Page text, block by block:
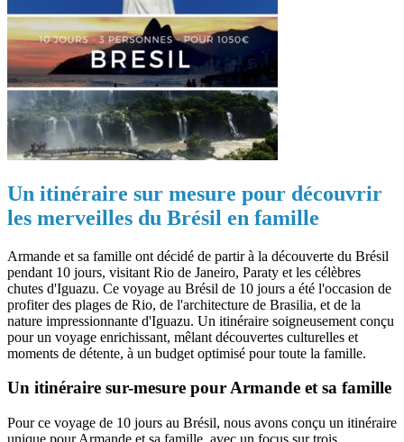
Un itinéraire sur mesure pour découvrir
les merveilles du Brésil en famille
Armande et sa famille ont décidé de partir à la découverte du Brésil
pendant 10 jours, visitant Rio de Janeiro, Paraty et les célèbres
chutes d'Iguazu. Ce voyage au Brésil de 10 jours a été l'occasion de
profiter des plages de Rio, de l'architecture de Brasilia, et de la
nature impressionnante d'Iguazu. Un itinéraire soigneusement conçu
pour un voyage enrichissant, mêlant découvertes culturelles et
moments de détente, à un budget optimisé pour toute la famille.
Un itinéraire sur-mesure pour Armande et sa famille
Pour ce voyage de 10 jours au Brésil, nous avons conçu un itinéraire
unique pour Armande et sa famille, avec un focus sur trois